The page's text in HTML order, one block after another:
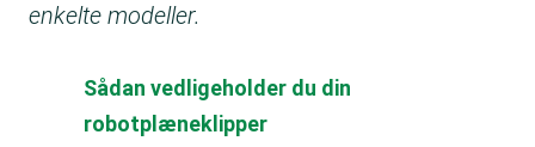
enkelte modeller.
Sådan vedligeholder du din
robotplæneklipper